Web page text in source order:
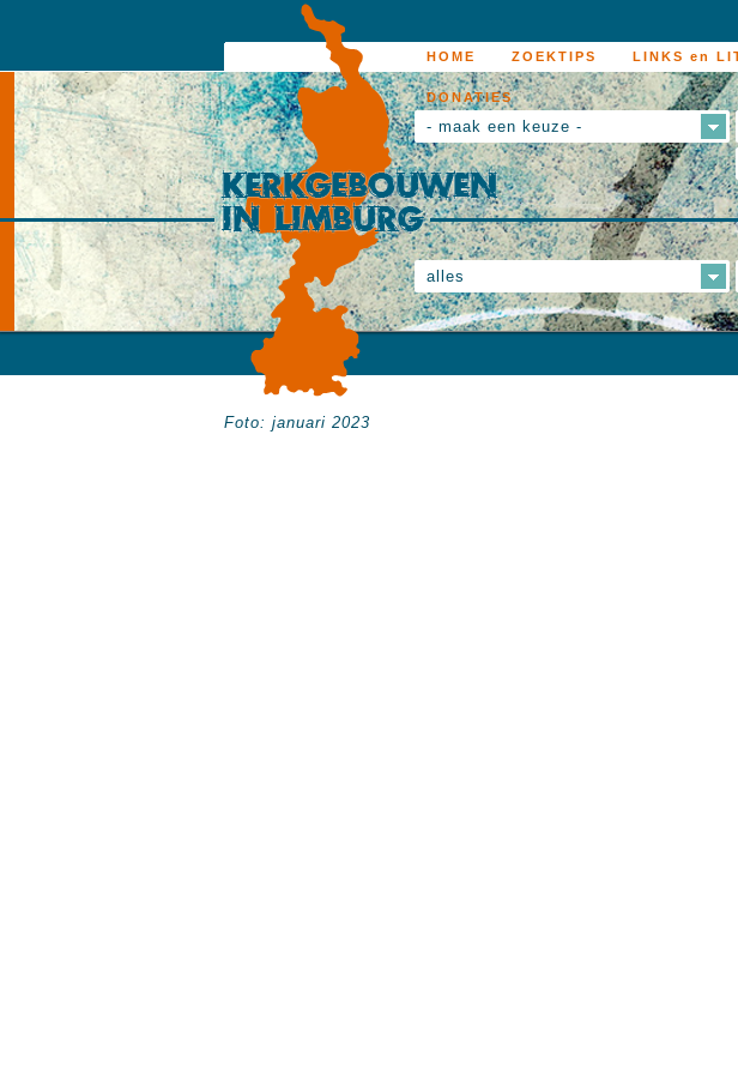
HOME ZOEKTIPS LINKS en
DONATIES
- maak een keuze -
alles
Foto: januari 2023